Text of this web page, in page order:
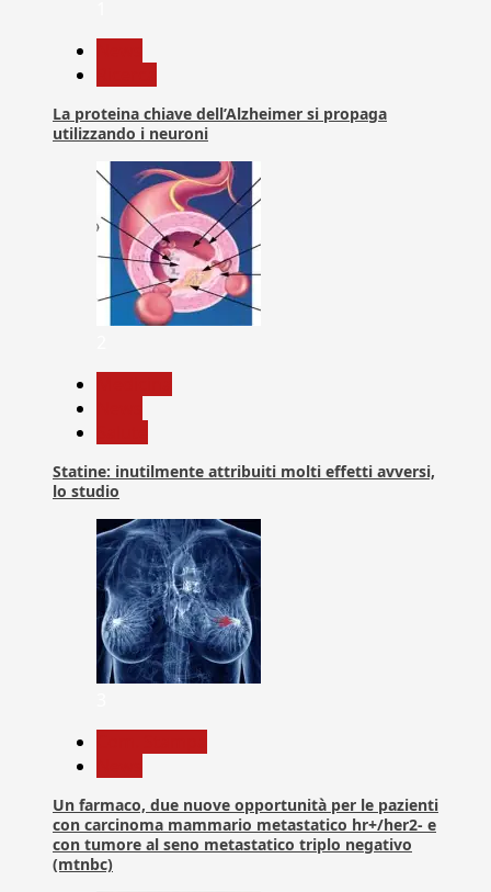
La proteina chiave dell’Alzheimer si propaga
utilizzando i neuroni
Statine: inutilmente attribuiti molti effetti avversi,
lo studio
Un farmaco, due nuove opportunità per le pazienti
con carcinoma mammario metastatico hr+/her2- e
con tumore al seno metastatico triplo negativo
(mtnbc)